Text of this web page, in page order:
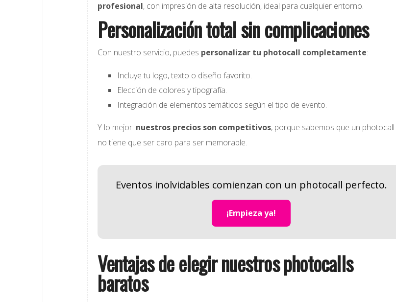
profesional, con impresión de alta resolución, ideal para cualquier entorno.
Personalización total sin complicaciones
Con nuestro servicio, puedes personalizar tu photocall completamente:
Incluye tu logo, texto o diseño favorito.
Elección de colores y tipografía.
Integración de elementos temáticos según el tipo de evento.
Y lo mejor: nuestros precios son competitivos, porque sabemos que un photocall
no tiene que ser caro para ser memorable.
Eventos inolvidables comienzan con un photocall perfecto.
¡Empieza ya!
Ventajas de elegir nuestros photocalls
baratos